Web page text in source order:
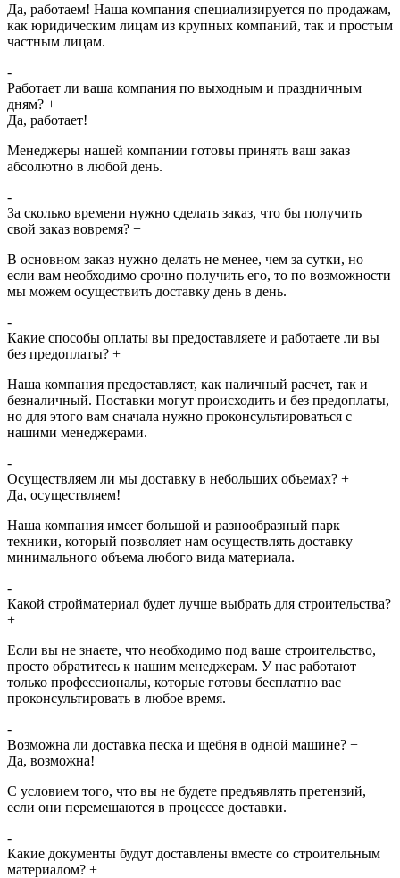
Да, работаем! Наша компания специализируется по продажам,
как юридическим лицам из крупных компаний, так и простым
частным лицам.
-
Работает ли ваша компания по выходным и праздничным
дням? +
Да, работает!
Менеджеры нашей компании готовы принять ваш заказ
абсолютно в любой день.
-
За сколько времени нужно сделать заказ, что бы получить
свой заказ вовремя? +
В основном заказ нужно делать не менее, чем за сутки, но
если вам необходимо срочно получить его, то по возможности
мы можем осуществить доставку день в день.
-
Какие способы оплаты вы предоставляете и работаете ли вы
без предоплаты? +
Наша компания предоставляет, как наличный расчет, так и
безналичный. Поставки могут происходить и без предоплаты,
но для этого вам сначала нужно проконсультироваться с
нашими менеджерами.
-
Осуществляем ли мы доставку в небольших объемах? +
Да, осуществляем!
Наша компания имеет большой и разнообразный парк
техники, который позволяет нам осуществлять доставку
минимального объема любого вида материала.
-
Какой стройматериал будет лучше выбрать для строительства?
+
Если вы не знаете, что необходимо под ваше строительство,
просто обратитесь к нашим менеджерам. У нас работают
только профессионалы, которые готовы бесплатно вас
проконсультировать в любое время.
-
Возможна ли доставка песка и щебня в одной машине? +
Да, возможна!
С условием того, что вы не будете предъявлять претензий,
если они перемешаются в процессе доставки.
-
Какие документы будут доставлены вместе со строительным
материалом? +